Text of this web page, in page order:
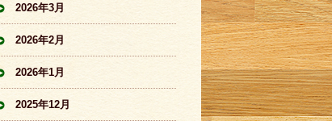
2026年3月
2026年2月
2026年1月
2025年12月